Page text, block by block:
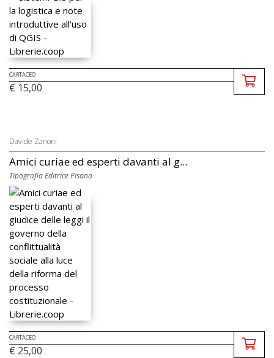
CARTACEO
€ 15,00
Davide Zanoni
Amici curiae ed esperti davanti al g...
Tipografia Editrice Pisana
CARTACEO
€ 25,00